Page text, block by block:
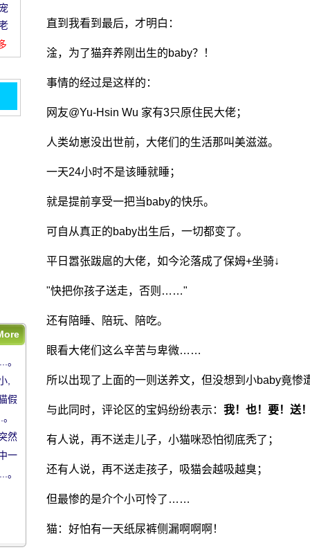
直到我看到最后，才明白：
淦，为了猫弃养刚出生的baby？！
事情的经过是这样的：
网友@Yu-Hsin Wu 家有3只原住民大佬；
人类幼崽没出世前，大佬们的生活那叫美滋滋。
一天24小时不是该睡就睡；
就是提前享受一把当baby的快乐。
可自从真正的baby出生后，一切都变了。
平日嚣张跋扈的大佬，如今沦落成了保姆+坐骑↓
"快把你孩子送走，否则……"
还有陪睡、陪玩、陪吃。
眼看大佬们这么辛苦与卑微……
所以出现了上面的一则送养文，但没想到小baby竟惨
与此同时，评论区的宝妈纷纷表示： 我！也！要！送！
有人说，再不送走儿子，小猫咪恐怕彻底秃了；
还有人说，再不送走孩子，吸猫会越吸越臭；
但最惨的是介个小可怜了……
猫：好怕有一天纸尿裤侧漏啊啊啊！
然
一
。
。
,
假
然
一
。